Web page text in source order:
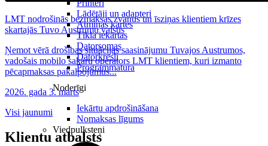
Printeri
Lādētāji un adapteri
Atmiņas kartes
Tīkla iekārtas
Datorsomas
Datorkrēsli
Programmatūra
Noderīgi
Iekārtu apdrošināšana
Nomaksas līgums
Viedpulksteņi
LMT nodrošinās bezmaksas zvanus un īsziņas klientiem krīzes
skartajās Tuvo Austrumu valstīs
Ņemot vērā drošības situācijas saasinājumu Tuvajos Austrumos,
vadošais mobilo sakaru operators LMT klientiem, kuri izmanto
pēcapmaksas pakalpojumus...
2026. gada 3. marts
Visi jaunumi
Klientu atbalsts